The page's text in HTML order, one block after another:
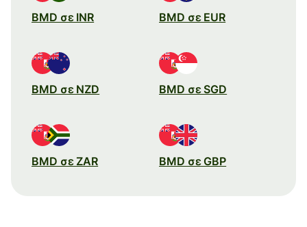
BMD σε INR BMD σε EUR
BMD σε NZD BMD σε SGD
BMD σε ZAR BMD σε GBP